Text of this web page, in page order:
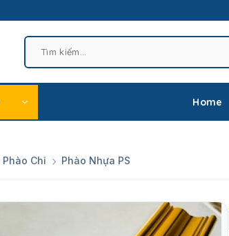
Home
Phào Chỉ Phào Nhựa PS